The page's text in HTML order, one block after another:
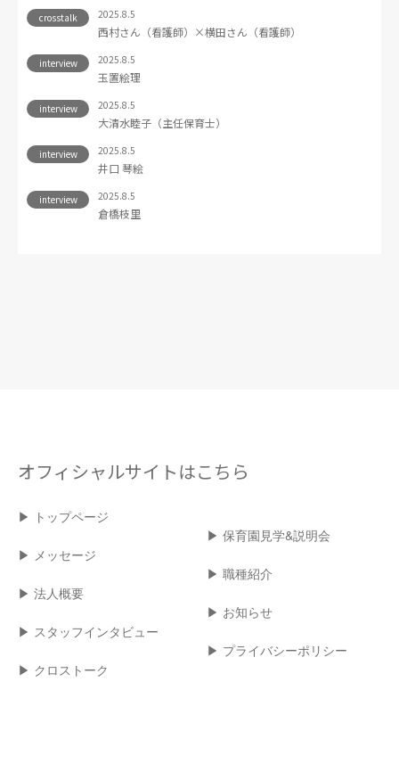
crosstalk 2025.8.5
西村さん（看護師）×横田さん（看護師）
interview 2025.8.5
玉置絵理
interview 2025.8.5
大清水睦子（主任保育士）
interview 2025.8.5
井口 琴絵
interview 2025.8.5
倉橋枝里
オフィシャルサイトはこちら
▶︎ トップページ
▶︎ メッセージ
▶︎ 法人概要
▶︎ スタッフインタビュー
▶︎ クロストーク
▶︎ 保育園見学&説明会
▶︎ 職種紹介
▶︎ お知らせ
▶︎ プライバシーポリシー